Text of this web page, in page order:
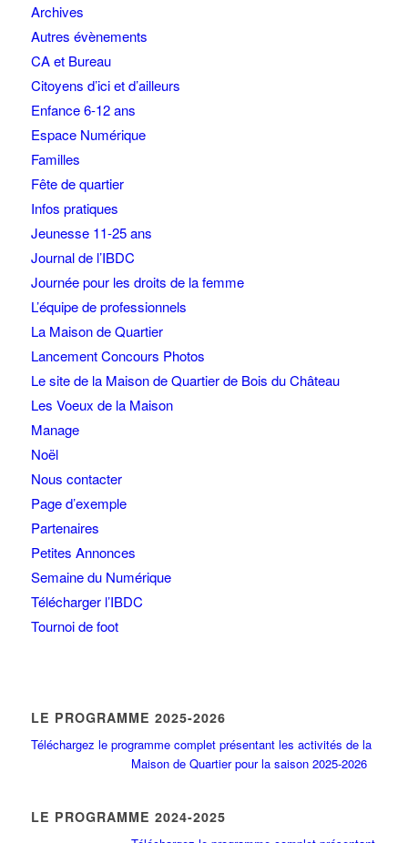
Archives
Autres évènements
CA et Bureau
Citoyens d’ici et d’ailleurs
Enfance 6-12 ans
Espace Numérique
Familles
Fête de quartier
Infos pratiques
Jeunesse 11-25 ans
Journal de l’IBDC
Journée pour les droits de la femme
L’équipe de professionnels
La Maison de Quartier
Lancement Concours Photos
Le site de la Maison de Quartier de Bois du Château
Les Voeux de la Maison
Manage
Noël
Nous contacter
Page d’exemple
Partenaires
Petites Annonces
Semaine du Numérique
Télécharger l’IBDC
Tournoi de foot
LE PROGRAMME 2025-2026
Téléchargez le programme complet présentant les activités de la
Maison de Quartier pour la saison 2025-2026
LE PROGRAMME 2024-2025